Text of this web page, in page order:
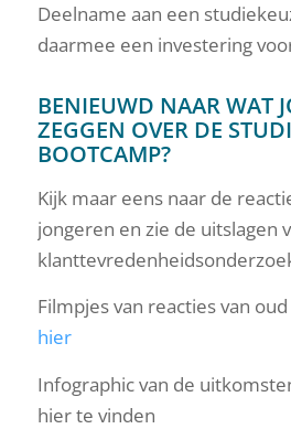
Deelname aan een
daarmee een investering
BENIEUWD NAAR WAT
ZEGGEN OVER DE
BOOTCAMP?
Kijk maar eens naar de
jongeren en zie de uitslagen
Filmpjes van reacties van
hier
Infographic van de
hier te vinden